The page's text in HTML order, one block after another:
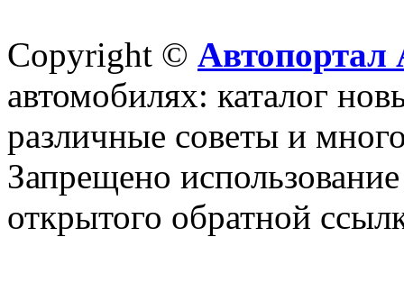
Copyright © Автопортал
автомобилях: каталог
различные советы и
Запрещено
открытого обратной